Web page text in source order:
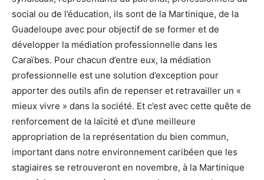
social ou de l’éducation, ils sont de la Martinique, de la
Guadeloupe avec pour objectif de se former et de
développer la médiation professionnelle dans les
Caraïbes. Pour chacun d’entre eux, la médiation
professionnelle est une solution d’exception pour
apporter des outils afin de repenser et retravailler un «
mieux vivre » dans la société. Et c’est avec cette quête de
renforcement de la laïcité et d’une meilleure
appropriation de la représentation du bien commun,
important dans notre environnement caribéen que les
stagiaires se retrouveront en novembre, à la Martinique